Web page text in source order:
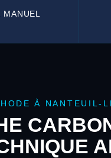
À NANTEUIL-